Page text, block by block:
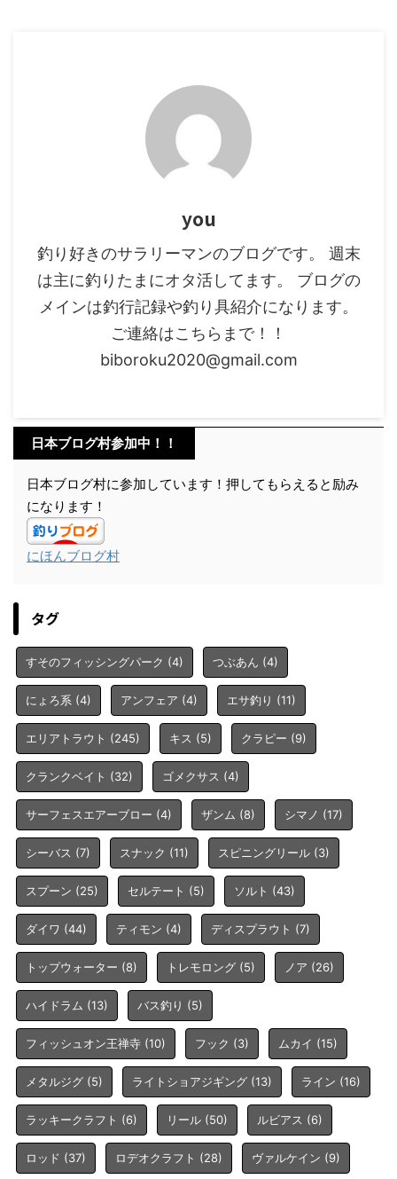
you
釣り好きのサラリーマンのブログです。 週末
は主に釣りたまにオタ活してます。 ブログの
メインは釣行記録や釣り具紹介になります。
ご連絡はこちらまで！！
biboroku2020@gmail.com
日本ブログ村参加中！！
日本ブログ村に参加しています！押してもらえると励み
になります！
にほんブログ村
タグ
すそのフィッシングパーク (4) つぶあん (4)
にょろ系 (4) アンフェア (4) エサ釣り (11)
エリアトラウト (245) キス (5) クラピー (9)
クランクベイト (32) ゴメクサス (4)
サーフェスエアーブロー (4) ザンム (8) シマノ (17)
シーバス (7) スナック (11) スピニングリール (3)
スプーン (25) セルテート (5) ソルト (43)
ダイワ (44) ティモン (4) ディスプラウト (7)
トップウォーター (8) トレモロング (5) ノア (26)
ハイドラム (13) バス釣り (5)
フィッシュオン王禅寺 (10) フック (3) ムカイ (15)
メタルジグ (5) ライトショアジギング (13) ライン (16)
ラッキークラフト (6) リール (50) ルビアス (6)
ロッド (37) ロデオクラフト (28) ヴァルケイン (9)